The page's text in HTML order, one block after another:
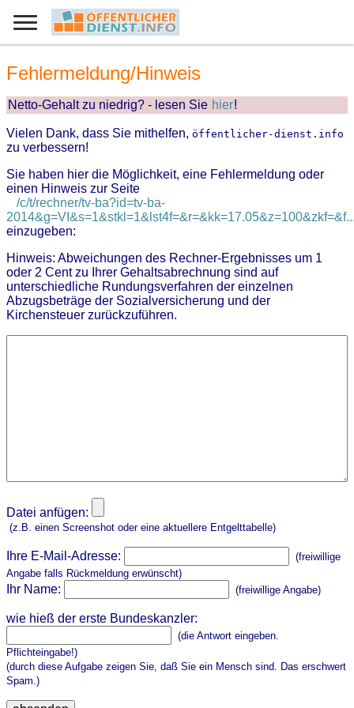
Fehlermeldung/Hinweis
Netto-Gehalt zu niedrig? - lesen Sie hier!
Vielen Dank, dass Sie mithelfen, öffentlicher-dienst.info
zu verbessern!
Sie haben hier die Möglichkeit, eine Fehlermeldung oder
einen Hinweis zur Seite
/c/t/rechner/tv-ba?id=tv-ba-
einzugeben:
Hinweis: Abweichungen des Rechner-Ergebnisses um 1
oder 2 Cent zu Ihrer Gehaltsabrechnung sind auf
unterschiedliche Rundungsverfahren der einzelnen
Abzugsbeträge der Sozialversicherung und der
Kirchensteuer zurückzuführen.
Datei anfügen:
(z.B. einen Screenshot oder eine aktuellere Entgelttabelle)
Ihre E-Mail-Adresse:
(freiwillige
Angabe falls Rückmeldung erwünscht)
Ihr Name: (freiwillige Angabe)
wie hieß der erste Bundeskanzler:
(die Antwort eingeben.
Pflichteingabe!)
(durch diese Aufgabe zeigen Sie, daß Sie ein Mensch sind. Das erschwert
Spam.)